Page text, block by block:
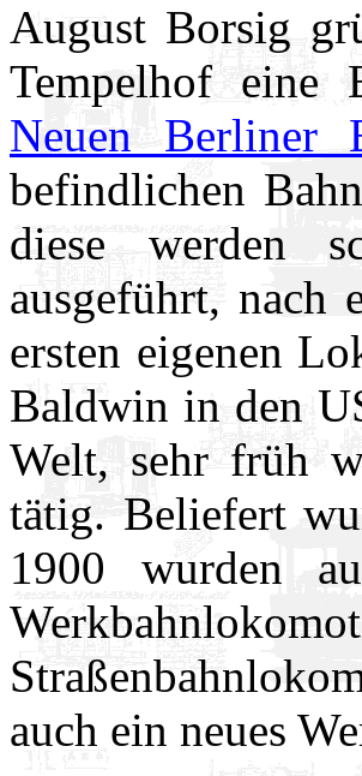
August Borsig
Tempelhof eine
Neuen Berliner
befindlichen
diese werden
ausgeführt, nach
ersten eigenen
Baldwin in den
Welt, sehr früh
tätig. Beliefert
1900 wurden
auch ein neues